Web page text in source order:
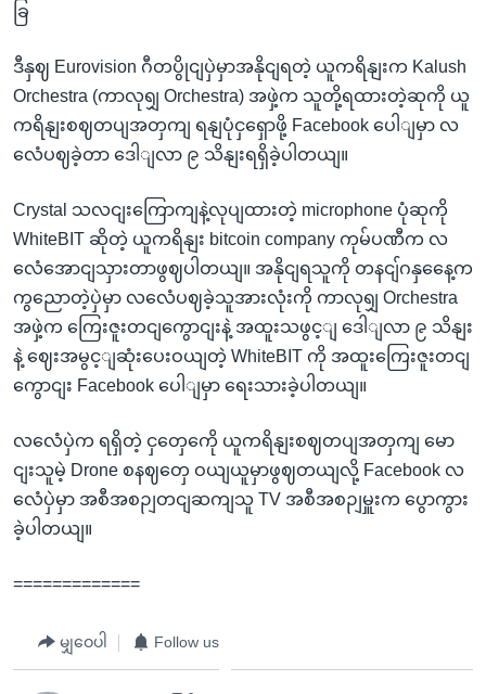
ခြ
ဒီနှဈ Eurovision ဂီတပွိုငျပှဲမှာအနိုငျရတဲ့ ယူကရိနျးက Kalush
Orchestra (ကာလုရျှ Orchestra) အဖှဲ့က သူတို့ရထားတဲ့ဆုကို ယူ
ကရိနျးစဈတပျအတှကျ ရနျပုံငှရှောဖို့ Facebook ပေါျမှာ လ
လေံပဈခဲ့တာ ဒေါျလာ ၉ သိနျးရရှိခဲ့ပါတယျ။
Crystal သလငျးကြောကျနဲ့လုပျထားတဲ့ microphone ပုံဆုကို
WhiteBIT ဆိုတဲ့ ယူကရိနျး bitcoin company ကုမ်ပဏီက လ
လေံအောငျသှားတာဖွဈပါတယျ။ အနိုငျရသူကို တနငျ်ဂနှနေေ့က
ကွညောတဲ့ပှဲမှာ လလေံပဈခဲ့သူအားလုံးကို ကာလုရျှ Orchestra
အဖှဲ့က ကြေးဇူးတငျကွောငျးနဲ့ အထူးသဖွင့ျ ဒေါျလာ ၉ သိနျး
နဲ့ ဈေးအမွင့ျဆုံးပေးဝယျတဲ့ WhiteBIT ကို အထူးကြေးဇူးတငျ
ကွောငျး Facebook ပေါျမှာ ရေးသားခဲ့ပါတယျ။
လလေံပှဲက ရရှိတဲ့ ငှတှေကေို ယူကရိနျးစဈတပျအတှကျ မော
ငျးသူမဲ့ Drone စနဈတှေ ဝယျယူမှာဖွဈတယျလို့ Facebook လ
လေံပှဲမှာ အစီအစဉျတငျဆကျသူ TV အစီအစဉျမှူးက ပွောကွား
ခဲ့ပါတယျ။
=============
မျှဝေပါ Follow us